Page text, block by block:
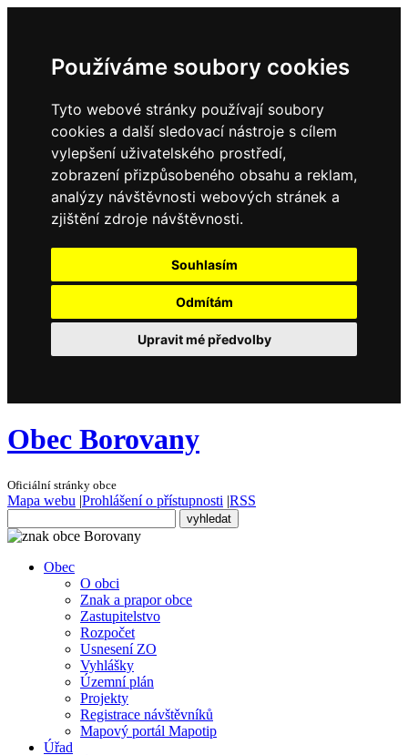
Používáme soubory cookies
Tyto webové stránky používají soubory
cookies a další sledovací nástroje s cílem
vylepšení uživatelského prostředí,
zobrazení přizpůsobeného obsahu a reklam,
analýzy návštěvnosti webových stránek a
zjištění zdroje návštěvnosti.
Souhlasím
Odmítám
Upravit mé předvolby
Obec Borovany
Oficiální stránky obce
Mapa webu |Prohlášení o přístupnosti |RSS
Obec
O obci
Znak a prapor obce
Zastupitelstvo
Rozpočet
Usnesení ZO
Vyhlášky
Územní plán
Projekty
Registrace návštěvníků
Mapový portál Mapotip
Úřad